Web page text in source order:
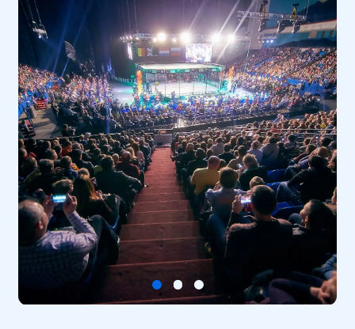
В течение года площадка становится
местом проведения крупных
зрелищных событий: научные шоу,
тематические программы
и новогодние елки создают по-
настоящему запоминающийся
зрительский опыт.
СЛЕДИТЕ ЗА НАШЕЙ
АФИШЕЙ!
ПОДПИСАТЬСЯ